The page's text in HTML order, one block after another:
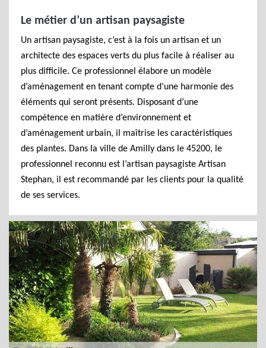
Le métier d’un artisan paysagiste
Un artisan paysagiste, c’est à la fois un artisan et un
architecte des espaces verts du plus facile à réaliser au
plus difficile. Ce professionnel élabore un modèle
d’aménagement en tenant compte d’une harmonie des
éléments qui seront présents. Disposant d’une
compétence en matière d’environnement et
d’aménagement urbain, il maîtrise les caractéristiques
des plantes. Dans la ville de Amilly dans le 45200, le
professionnel reconnu est l’artisan paysagiste Artisan
Stephan, il est recommandé par les clients pour la qualité
de ses services.